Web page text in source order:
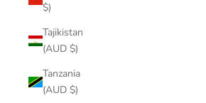
$)
Tajikistan
(AUD $)
Tanzania
(AUD $)